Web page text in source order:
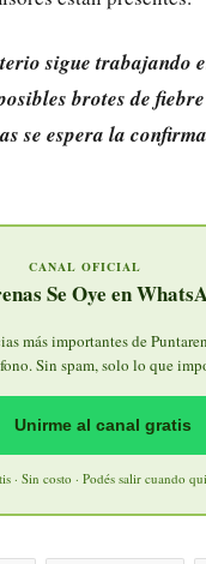
sigue trabajando
brotes de
se espera la
CANAL OFICIAL
Se Oye en
más importantes de
Sin spam, solo lo que
Unirme al canal gratis
· Sin costo · Podés salir cuando